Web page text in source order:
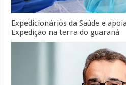
Expedicionários da Saúde e
Expedição na terra do guaraná